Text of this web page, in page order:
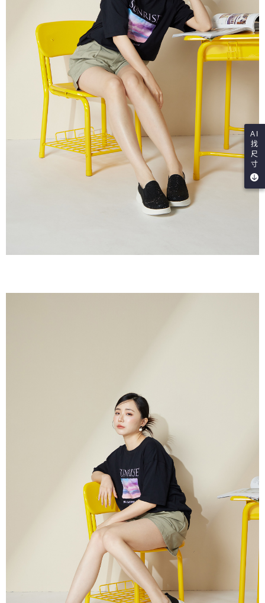
AI
找
尺
寸